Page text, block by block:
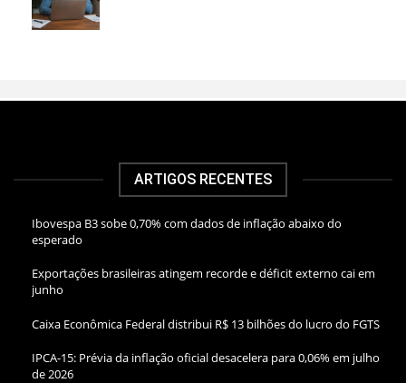
ARTIGOS RECENTES
Ibovespa B3 sobe 0,70% com dados de inflação abaixo do
esperado
Exportações brasileiras atingem recorde e déficit externo cai em
junho
Caixa Econômica Federal distribui R$ 13 bilhões do lucro do FGTS
IPCA-15: Prévia da inflação oficial desacelera para 0,06% em julho
de 2026